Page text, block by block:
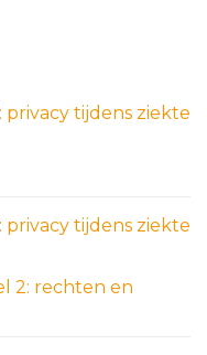
tijdens ziekte
tijdens ziekte
2: rechten en